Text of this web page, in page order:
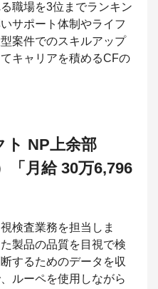
職場を3位までランキン
サポート体制やライフ
案件でのスキルアップ
キャリアを積めるCFの
NP上余部
「月給 30万6,796
検査業務を担当しま
製品の品質を目視で検
するためのデータを収
ルーペを使用しながら